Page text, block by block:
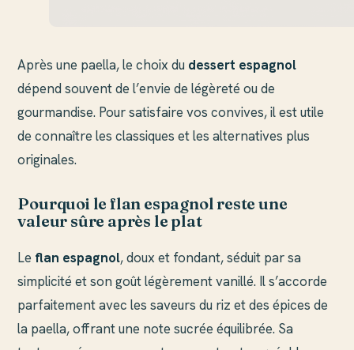
Après une paella, le choix du dessert espagnol
dépend souvent de l’envie de légèreté ou de
gourmandise. Pour satisfaire vos convives, il est utile
de connaître les classiques et les alternatives plus
originales.
Pourquoi le flan espagnol reste une
valeur sûre après le plat
Le flan espagnol, doux et fondant, séduit par sa
simplicité et son goût légèrement vanillé. Il s’accorde
parfaitement avec les saveurs du riz et des épices de
la paella, offrant une note sucrée équilibrée. Sa